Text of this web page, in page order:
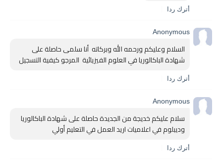
أترك ردا
Anonymous
شهادة الباكالوريا في العلوم الفيزيائية  المرجو كيفية التسجيل
أترك ردا
Anonymous
وديبلوم في اعلاميات اريد العمل في التعليم أولي
أترك ردا